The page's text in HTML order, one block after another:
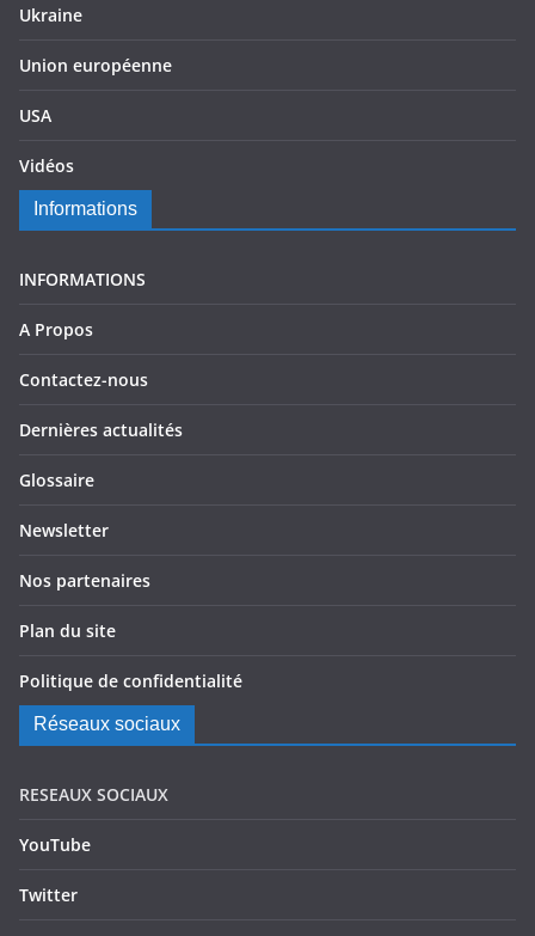
Ukraine
Union européenne
USA
Vidéos
Informations
INFORMATIONS
A Propos
Contactez-nous
Dernières actualités
Glossaire
Newsletter
Nos partenaires
Plan du site
Politique de confidentialité
Réseaux sociaux
RESEAUX SOCIAUX
YouTube
Twitter